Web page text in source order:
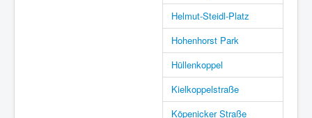
Helmut-Steidl-Platz
Hohenhorst Park
Hüllenkoppel
Kielkoppelstraße
Köpenicker Straße